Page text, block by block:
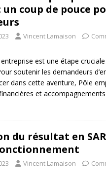
coup de pouce
Vincent Lamaison
entreprise est une étape
soutenir les demandeurs
dans cette aventure, Pôle
et
du résultat en
Vincent Lamaison